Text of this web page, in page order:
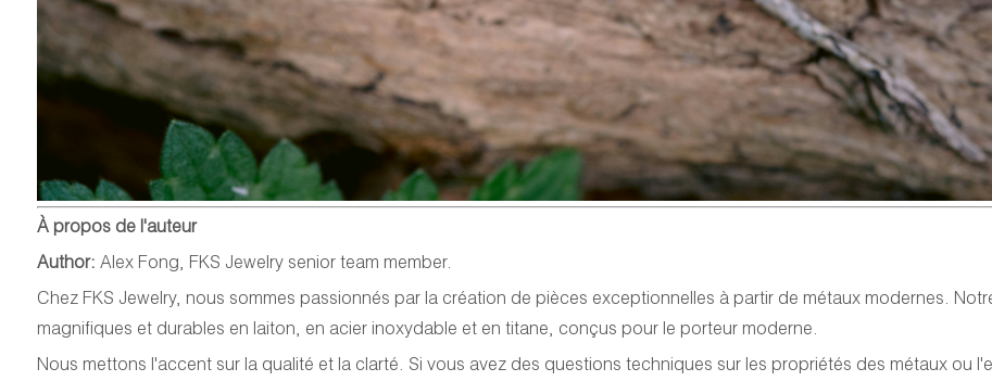
À propos de l'auteur
Author: Alex Fong, FKS Jewelry senior team member.
Chez FKS Jewelry, nous sommes passionnés par la création de pièces exceptionnelles à partir de métaux modernes.
magnifiques et durables en laiton, en acier inoxydable et en titane, conçus pour le porteur moderne.
Nous mettons l'accent sur la qualité et la clarté. Si vous avez des questions techniques sur les propriétés des métaux ou